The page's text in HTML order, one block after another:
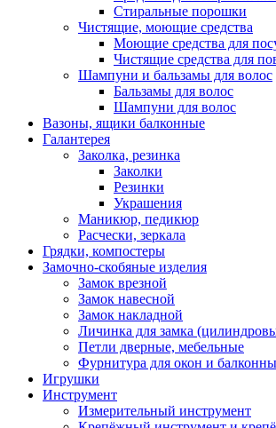
Стиральные порошки
Чистящие, моющие средства
Моющие средства для
Чистящие средства для
Шампуни и бальзамы для волос
Бальзамы для волос
Шампуни для волос
Вазоны, ящики балконные
Галантерея
Заколка, резинка
Заколки
Резинки
Украшения
Маникюр, педикюр
Расчески, зеркала
Грядки, компостеры
Замочно-скобяные изделия
Замок врезной
Замок навесной
Замок накладной
Личинка для замка
Петли дверные, мебельные
Фурнитура для окон и
Игрушки
Инструмент
Измерительный инструмент